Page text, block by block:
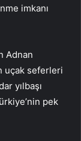
imkanı
Adnan
uçak seferleri
yılbaşı
pek